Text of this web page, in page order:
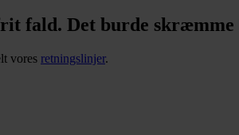
fald. Det burde skræmme
vores retningslinjer.